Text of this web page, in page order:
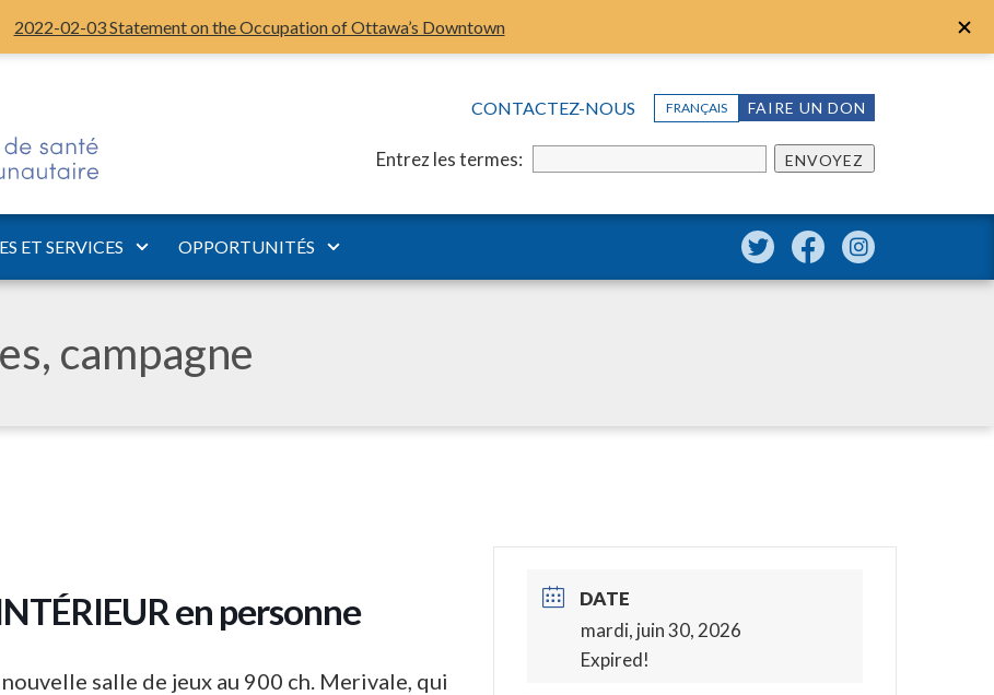
2022-02-03 Statement on the Occupation of Ottawa’s Downtown
CONTACTEZ-NOUS FRANÇAIS FAIRE UN DON
Entrez les termes: ENVOYEZ
ET SERVICES OPPORTUNITÉS
campagne
en personne
salle de jeux au 900 ch. Merivale, qui
DATE
mardi, juin 30, 2026
Expired!